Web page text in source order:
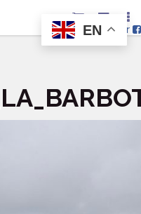
Nous suivre sur
EN